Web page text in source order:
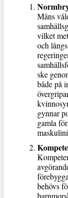
Mäns
vilket
och
ske
både på
gynnar
gamla
behövs